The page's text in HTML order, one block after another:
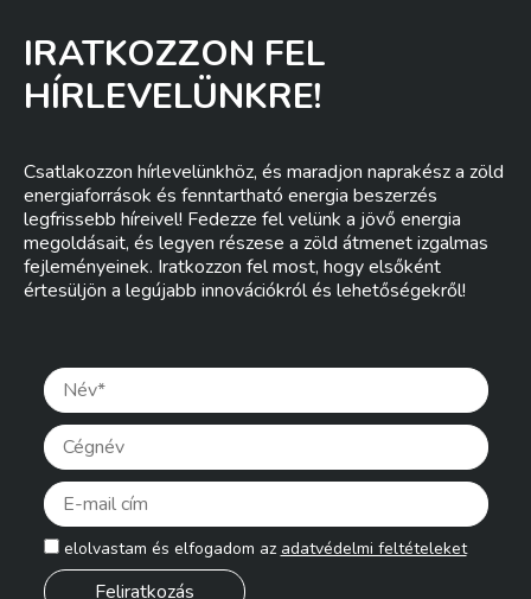
IRATKOZZON FEL
HÍRLEVELÜNKRE!
Csatlakozzon hírlevelünkhöz, és maradjon naprakész a zöld
energiaforrások és fenntartható energia beszerzés
legfrissebb híreivel! Fedezze fel velünk a jövő energia
megoldásait, és legyen részese a zöld átmenet izgalmas
fejleményeinek. Iratkozzon fel most, hogy elsőként
értesüljön a legújabb innovációkról és lehetőségekről!
elolvastam és elfogadom az adatvédelmi feltételeket